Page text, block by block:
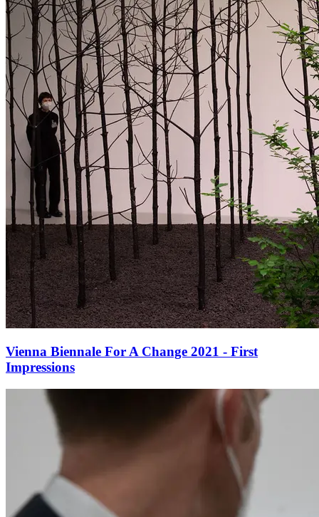
Vienna Biennale For A Change 2021 - First
Impressions